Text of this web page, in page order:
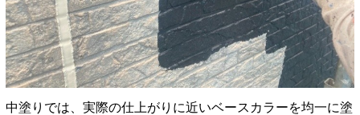
中塗りでは、実際の仕上がりに近いベースカラーを均一に塗